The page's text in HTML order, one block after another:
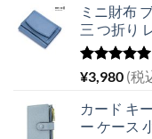
ミニ財布
三 つ折り
5段階中
5.00
の評価
¥3,980 (税
カード キ
ー ケース